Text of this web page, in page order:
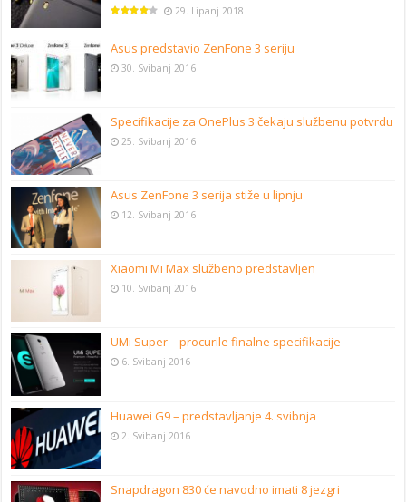
29. Lipanj 2018
Asus predstavio ZenFone 3 seriju
30. Svibanj 2016
Specifikacije za OnePlus 3 čekaju službenu potvrdu
25. Svibanj 2016
Asus ZenFone 3 serija stiže u lipnju
12. Svibanj 2016
Xiaomi Mi Max službeno predstavljen
10. Svibanj 2016
UMi Super – procurile finalne specifikacije
6. Svibanj 2016
Huawei G9 – predstavljanje 4. svibnja
2. Svibanj 2016
Snapdragon 830 će navodno imati 8 jezgri